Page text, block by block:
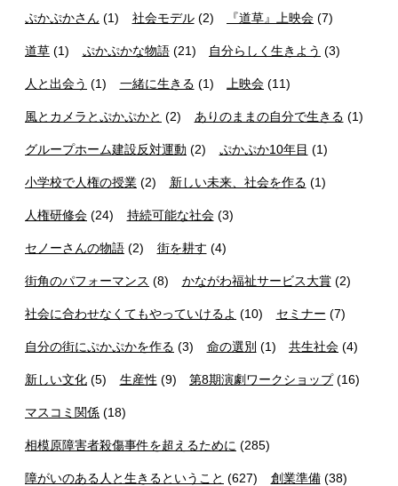
ぷかぷかさん (1) 社会モデル(2) 『道草』上映会 (7)
道草 (1) ぷかぷかな物語(21) 自分らしく生きよう (3)
人と出会う (1) 一緒に生きる (1) 上映会 (11)
風とカメラとぷかぷかと (2) ありのままの自分で生きる (1)
グループホーム建設反対運動 (2) ぷかぷか10年目 (1)
小学校で人権の授業 (2) 新しい未来、社会を作る (1)
人権研修会 (24) 持続可能な社会(3)
セノーさんの物語 (2) 街を耕す (4)
街角のパフォーマンス (8) かながわ福祉サービス大賞(2)
社会に合わせなくてもやっていけるよ (10) セミナー (7)
自分の街にぷかぷかを作る (3) 命の選別 (1) 共生社会 (4)
新しい文化 (5) 生産性 (9) 第8期演劇ワークショップ(16)
マスコミ関係 (18)
相模原障害者殺傷事件を超えるために (285)
障がいのある人と生きるということ (627) 創業準備(38)